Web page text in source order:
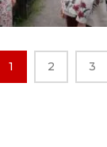
1 2 3